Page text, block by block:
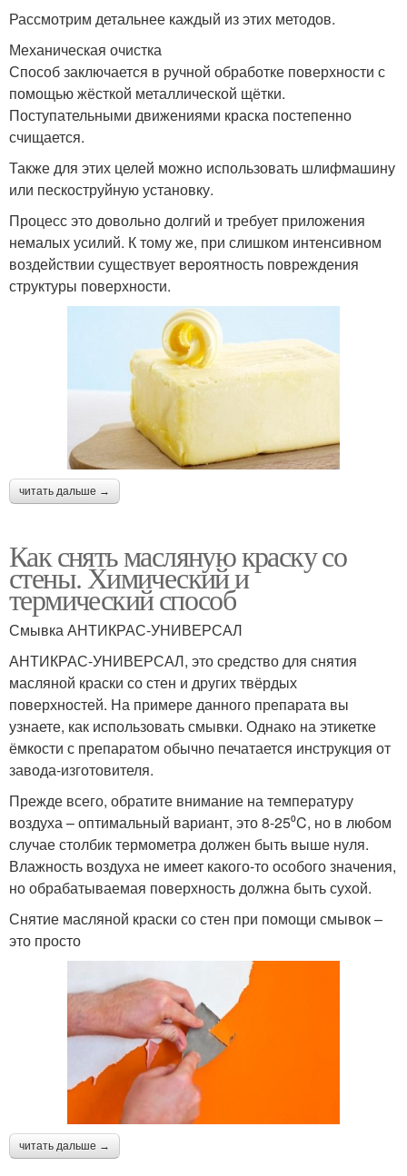
Рассмотрим детальнее каждый из этих методов.
Механическая очистка
Способ заключается в ручной обработке поверхности с
помощью жёсткой металлической щётки.
Поступательными движениями краска постепенно
счищается.
Также для этих целей можно использовать шлифмашину
или пескоструйную установку.
Процесс это довольно долгий и требует приложения
немалых усилий. К тому же, при слишком интенсивном
воздействии существует вероятность повреждения
структуры поверхности.
читать дальше →
Как снять масляную краску со
стены. Химический и
термический способ
Смывка АНТИКРАС-УНИВЕРСАЛ
АНТИКРАС-УНИВЕРСАЛ, это средство для снятия
масляной краски со стен и других твёрдых
поверхностей. На примере данного препарата вы
узнаете, как использовать смывки. Однако на этикетке
ёмкости с препаратом обычно печатается инструкция от
завода-изготовителя.
Прежде всего, обратите внимание на температуру
воздуха – оптимальный вариант, это 8-25⁰C, но в любом
случае столбик термометра должен быть выше нуля.
Влажность воздуха не имеет какого-то особого значения,
но обрабатываемая поверхность должна быть сухой.
Снятие масляной краски со стен при помощи смывок –
это просто
читать дальше →